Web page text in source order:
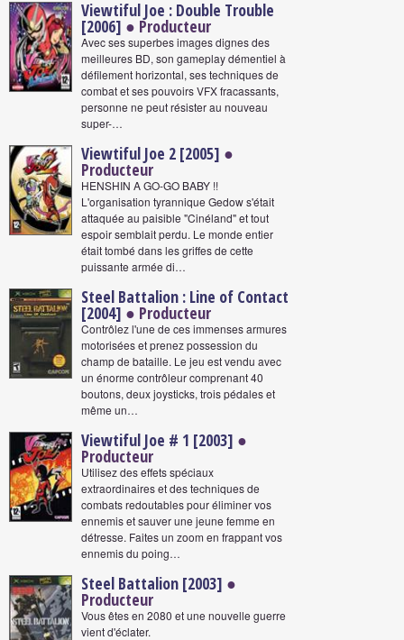
Viewtiful Joe : Double Trouble
[2006] ● Producteur
Avec ses superbes images dignes des
meilleures BD, son gameplay démentiel à
défilement horizontal, ses techniques de
combat et ses pouvoirs VFX fracassants,
personne ne peut résister au nouveau
super-…
Viewtiful Joe 2 [2005] ●
Producteur
HENSHIN A GO-GO BABY !!
L'organisation tyrannique Gedow s'était
attaquée au paisible "Cinéland" et tout
espoir semblait perdu. Le monde entier
était tombé dans les griffes de cette
puissante armée di…
Steel Battalion : Line of Contact
[2004] ● Producteur
Contrôlez l'une de ces immenses armures
motorisées et prenez possession du
champ de bataille. Le jeu est vendu avec
un énorme contrôleur comprenant 40
boutons, deux joysticks, trois pédales et
même un…
Viewtiful Joe # 1 [2003] ●
Producteur
Utilisez des effets spéciaux
extraordinaires et des techniques de
combats redoutables pour éliminer vos
ennemis et sauver une jeune femme en
détresse. Faites un zoom en frappant vos
ennemis du poing…
Steel Battalion [2003] ●
Producteur
Vous êtes en 2080 et une nouvelle guerre
vient d'éclater.